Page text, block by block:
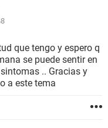
que tengo y espero q
se puede sentir en
.. Gracias y
a este tema